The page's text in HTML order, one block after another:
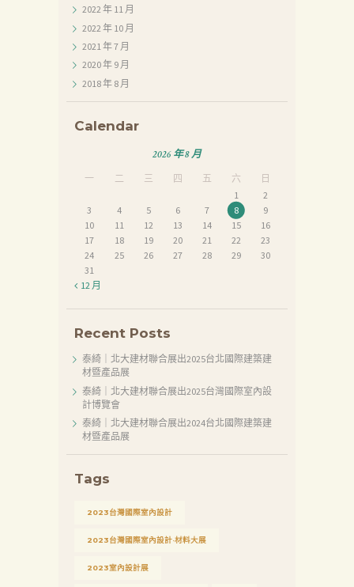
2022 年 11 月
2022 年 10 月
2021 年 7 月
2020 年 9 月
2018 年 8 月
Calendar
2026 年 8 月
一 二 三 四 五 六 日
« 12 月
1
2
3
4 5 6 7 8
9
10
11 12 13 14 15
16
17
18 19 20 21 22
23
24
25 26 27 28 29
30
31
Recent Posts
泰綺｜北大建材聯合展出2025台北國際建築建
材暨產品展
泰綺｜北大建材聯合展出2025台灣國際室內設
計博覽會
泰綺｜北大建材聯合展出2024台北國際建築建
材暨產品展
Tags
2023台灣國際室內設計
2023台灣國際室內設計·材料大展
2023室內設計展